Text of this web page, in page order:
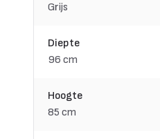
Grijs
Diepte
96 cm
Hoogte
85 cm